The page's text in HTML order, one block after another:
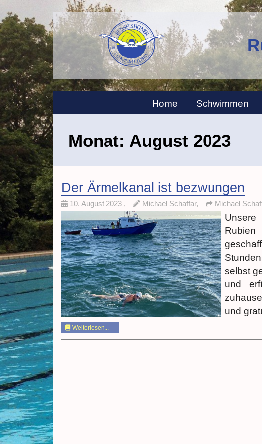
Home Schwimmen
Monat: August 2023
Der Ärmelkanal ist bezwungen
10. August 2023 , Michael Schaffar, Michael
selbst
und
und
Weiterlesen...